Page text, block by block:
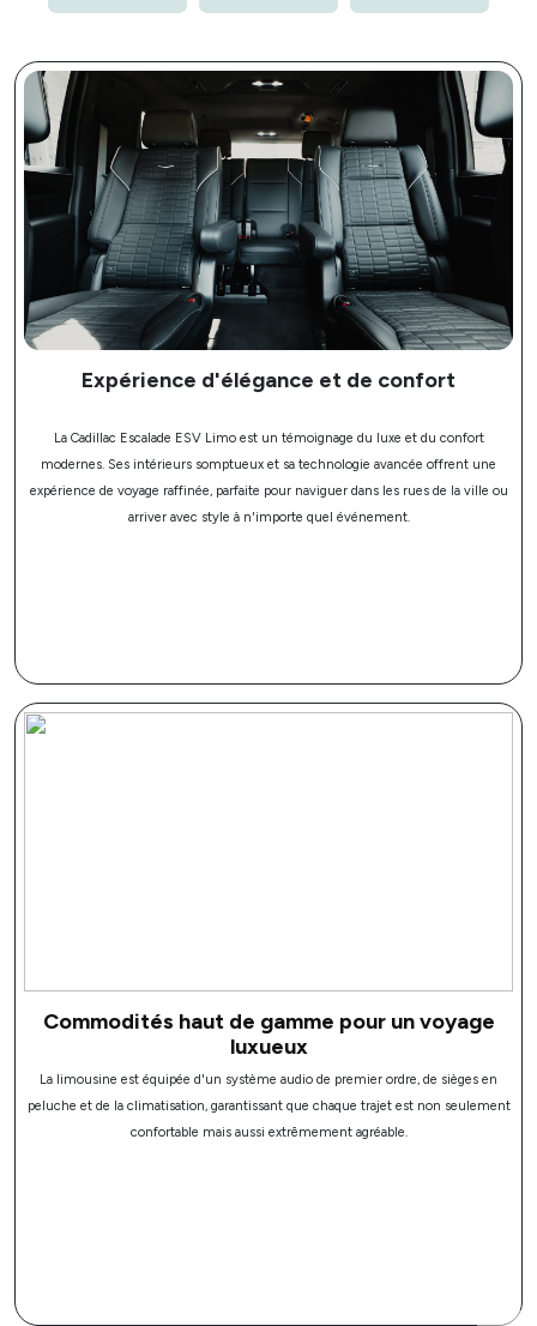
Expérience d'élégance et de confort
La Cadillac Escalade ESV Limo est un témoignage du luxe et du confort
modernes. Ses intérieurs somptueux et sa technologie avancée offrent une
expérience de voyage raffinée, parfaite pour naviguer dans les rues de la ville ou
arriver avec style à n'importe quel événement.
Commodités haut de gamme pour un voyage
luxueux
La limousine est équipée d'un système audio de premier ordre, de sièges en
peluche et de la climatisation, garantissant que chaque trajet est non seulement
confortable mais aussi extrêmement agréable.